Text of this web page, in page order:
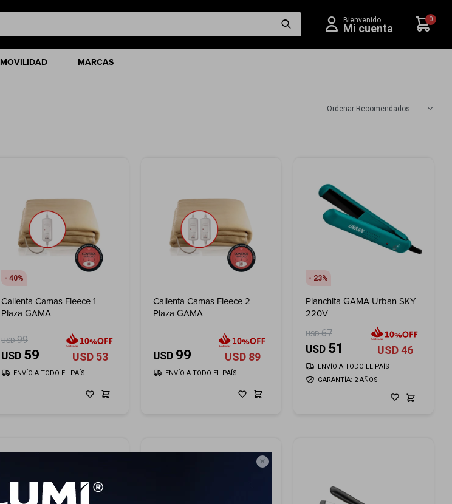

MOVILIDAD MARCAS
0
Recomendados
40
Calienta Camas Fleece 1
Plaza GAMA
USD 99
USD 59 USD 53
ENVÍO A TODO EL PAÍS
Calienta Camas Fleece 2
Plaza GAMA
USD 99 USD 89
ENVÍO A TODO EL PAÍS
23
Planchita GAMA Urban SKY
220V
USD 67
USD 51 USD 46
GARANTÍA: 2 AÑOS
ENVÍO A TODO EL PAÍS